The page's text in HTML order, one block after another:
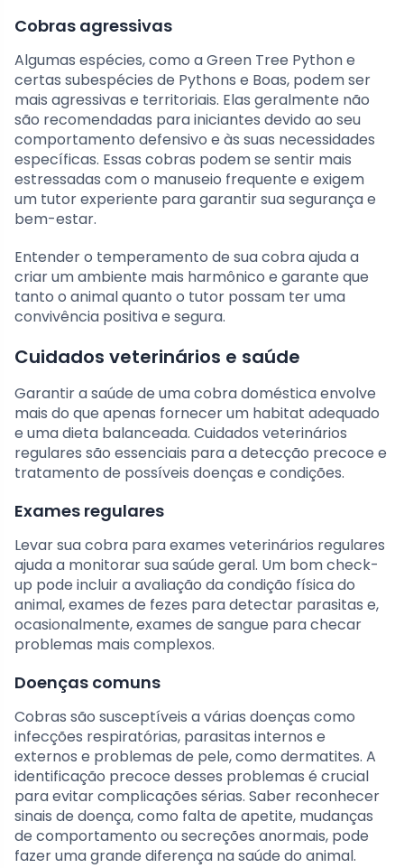
Cobras agressivas
Algumas espécies, como a Green Tree Python e
certas subespécies de Pythons e Boas, podem ser
mais agressivas e territoriais. Elas geralmente não
são recomendadas para iniciantes devido ao seu
comportamento defensivo e às suas necessidades
específicas. Essas cobras podem se sentir mais
estressadas com o manuseio frequente e exigem
um tutor experiente para garantir sua segurança e
bem-estar.
Entender o temperamento de sua cobra ajuda a
criar um ambiente mais harmônico e garante que
tanto o animal quanto o tutor possam ter uma
convivência positiva e segura.
Cuidados veterinários e saúde
Garantir a saúde de uma cobra doméstica envolve
mais do que apenas fornecer um habitat adequado
e uma dieta balanceada. Cuidados veterinários
regulares são essenciais para a detecção precoce e
tratamento de possíveis doenças e condições.
Exames regulares
Levar sua cobra para exames veterinários regulares
ajuda a monitorar sua saúde geral. Um bom check-
up pode incluir a avaliação da condição física do
animal, exames de fezes para detectar parasitas e,
ocasionalmente, exames de sangue para checar
problemas mais complexos.
Doenças comuns
Cobras são susceptíveis a várias doenças como
infecções respiratórias, parasitas internos e
externos e problemas de pele, como dermatites. A
identificação precoce desses problemas é crucial
para evitar complicações sérias. Saber reconhecer
sinais de doença, como falta de apetite, mudanças
de comportamento ou secreções anormais, pode
fazer uma grande diferença na saúde do animal.